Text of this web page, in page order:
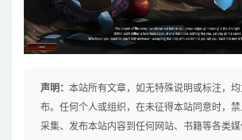
声明： 本站所有文章，如无特殊说明或标注，
布。任何个人或组织，在未征得本站同意时，禁
采集、发布本站内容到任何网站、书籍等各类